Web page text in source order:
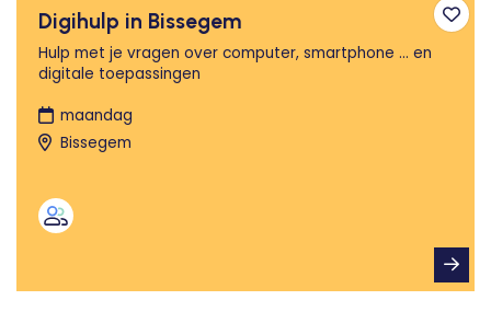
Digihulp in Bissegem
Hulp met je vragen over computer, smartphone ... en
digitale toepassingen
maandag
Bissegem